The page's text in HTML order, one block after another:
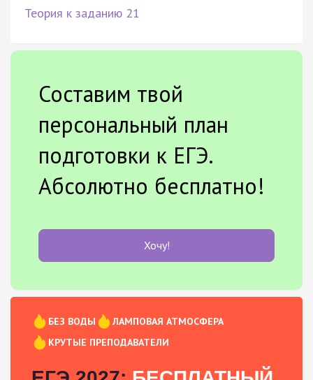
Теория к заданию 21
Составим твой
персональный план
подготовки к ЕГЭ.
Абсолютно бесплатно!
Хочу!
БЕЗ ВОДЫ
ЛАМПОВАЯ АТМОСФЕРА
КРУТЫЕ ПРЕПОДАВАТЕЛИ